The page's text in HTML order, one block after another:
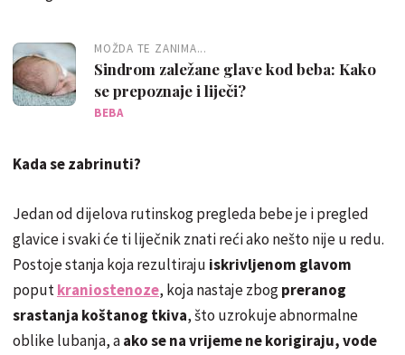
MOŽDA TE ZANIMA...
Sindrom zaležane glave kod beba: Kako
se prepoznaje i liječi?
BEBA
Kada se zabrinuti?
Jedan od dijelova rutinskog pregleda bebe je i pregled
glavice i svaki će ti liječnik znati reći ako nešto nije u redu.
Postoje stanja koja rezultiraju iskrivljenom glavom
poputkraniostenoze, koja nastaje zbogpreranog
srastanja koštanog tkiva, što uzrokuje abnormalne
oblike lubanja, aako se na vrijeme ne korigiraju, vode